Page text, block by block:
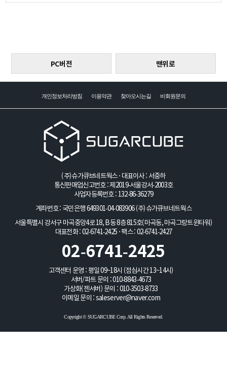
PC버전 맨위로
개인정보처리방침 이용약관 찾아오시는길 비회원문의
(주)슈가큐브네트웍스 · 대표이사 : 서중하
통신판매업신고번호 : 제2019-서울강서-2003호
사업자등록번호 : 132-86-36279
계좌번호 : 국민은행 649301-04-083906 (주)슈가큐브네트웍스
서울특별시 강서구 마곡중앙4로 18, B동 8층 815호(마곡동, 마곡그랑트윈타워)
대표전화 : 02-6741-2425 · 팩스 : 02-6741-2427
02-6741-2425
고객센터 운영 : 평일 09~18시 (점심시간 13~14시)
서버/파트 문의 :010-8843-4673
가상화(젠서버) 문의 : 010-3503-8733
이메일 문의 : saleserver@naver.com
Copyright © SUGARCUBE Corp. All Rights Reserved.